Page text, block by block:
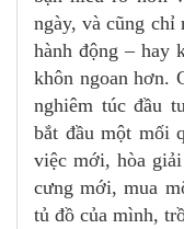
ngày, và cũng chỉ
hành động – hay
khôn ngoan hơn.
nghiêm túc đầu
bắt đầu một mối
việc mới, hòa
cưng mới, mua
tủ đồ của mình,